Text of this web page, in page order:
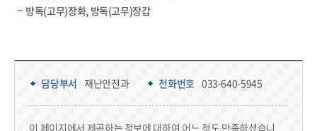
방독(고무)장화, 방독(고무)장갑
담당부서 정보 & 컨텐츠 만족도 조사 & 공공저작물 자유이용 허락 표시
담당부서 재난안전과 전화번호 033-640-5945
이 페이지에서 제공하는 정보에 대하여 어느 정도 만족하셨습니